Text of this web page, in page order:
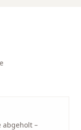
abgeholt –